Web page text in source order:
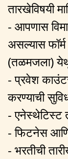
तारखेविषयी
- आपणास
असल्यास
(तळमजला)
- प्रवेश
करण्याची
- एनेस्थेटिस्ट
- फिटनेस
- भरतीची